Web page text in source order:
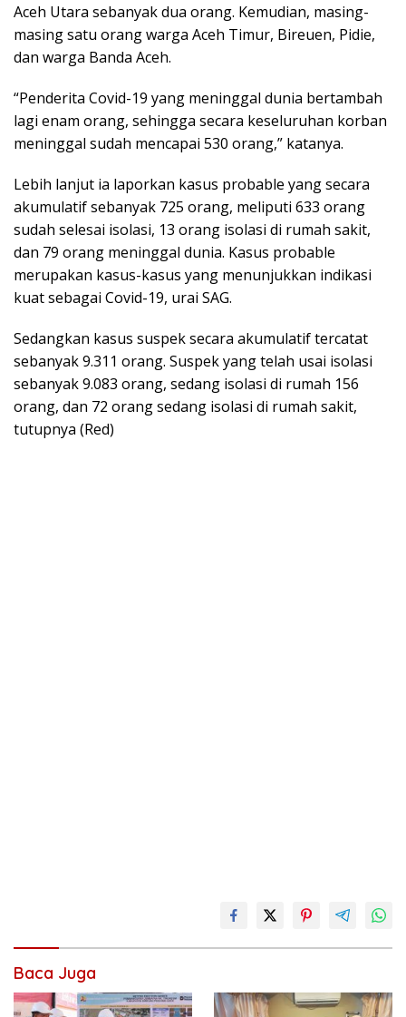
Aceh Utara sebanyak dua orang. Kemudian, masing-
masing satu orang warga Aceh Timur, Bireuen, Pidie,
dan warga Banda Aceh.
“Penderita Covid-19 yang meninggal dunia bertambah
lagi enam orang, sehingga secara keseluruhan korban
meninggal sudah mencapai 530 orang,” katanya.
Lebih lanjut ia laporkan kasus probable yang secara
akumulatif sebanyak 725 orang, meliputi 633 orang
sudah selesai isolasi, 13 orang isolasi di rumah sakit,
dan 79 orang meninggal dunia. Kasus probable
merupakan kasus-kasus yang menunjukkan indikasi
kuat sebagai Covid-19, urai SAG.
Sedangkan kasus suspek secara akumulatif tercatat
sebanyak 9.311 orang. Suspek yang telah usai isolasi
sebanyak 9.083 orang, sedang isolasi di rumah 156
orang, dan 72 orang sedang isolasi di rumah sakit,
tutupnya (Red)
Baca Juga